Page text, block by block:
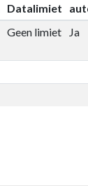
Datalimiet
Geen limiet Ja